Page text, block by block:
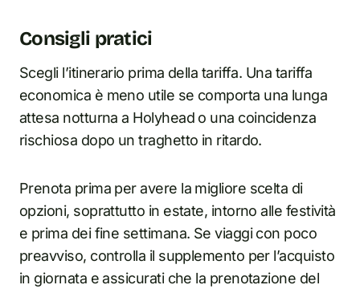
Consigli pratici
Scegli l’itinerario prima della tariffa. Una tariffa
economica è meno utile se comporta una lunga
attesa notturna a Holyhead o una coincidenza
rischiosa dopo un traghetto in ritardo.
Prenota prima per avere la migliore scelta di
opzioni, soprattutto in estate, intorno alle festività
e prima dei fine settimana. Se viaggi con poco
preavviso, controlla il supplemento per l’acquisto
in giornata e assicurati che la prenotazione del